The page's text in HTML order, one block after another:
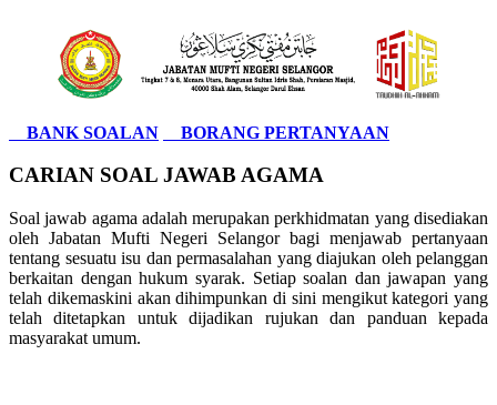
BANK SOALAN BORANG PERTANYAAN
CARIAN SOAL JAWAB AGAMA
Soal jawab agama adalah merupakan perkhidmatan yang disediakan
oleh Jabatan Mufti Negeri Selangor bagi menjawab pertanyaan
tentang sesuatu isu dan permasalahan yang diajukan oleh pelanggan
berkaitan dengan hukum syarak. Setiap soalan dan jawapan yang
telah dikemaskini akan dihimpunkan di sini mengikut kategori yang
telah ditetapkan untuk dijadikan rujukan dan panduan kepada
masyarakat umum.